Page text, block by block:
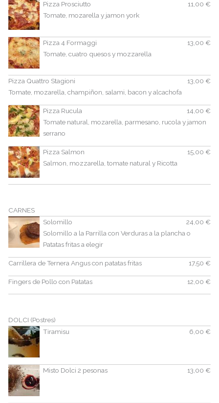
Pizza Prosciutto
11,00 €
Tomate, mozarella y jamon york
Pizza 4 Formaggi
13,00 €
Tomate, cuatro quesos y mozzarella
Pizza Quattro Stagioni
13,00 €
Tomate, mozarella, champiñon, salami, bacon y alcachofa
Pizza Rucula
14,00 €
Tomate natural, mozarella, parmesano, rucola y jamon
serrano
Pizza Salmon
15,00 €
Salmon, mozzarella, tomate natural y Ricotta
CARNES
Solomillo
24,00 €
Solomillo a la Parrilla con Verduras a la plancha o
Patatas fritas a elegir
Carrillera de Ternera Angus con patatas fritas 17,50 €
Fingers de Pollo con Patatas 12,00 €
DOLCI (Postres)
Tiramisu
6,00 €
Misto Dolci 2 pesonas 13,00 €